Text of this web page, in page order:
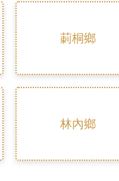
莿桐鄉
林內鄉